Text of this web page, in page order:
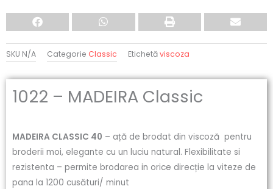
SKU N/A Categorie Classic Etichetăviscoza
1022 – MADEIRA Classic
MADEIRA CLASSIC 40 – ață de brodat din viscoză pentru
broderii moi, elegante cu un luciu natural. Flexibilitate si
rezistenta – permite brodarea in orice direcție la viteze de
pana la 1200 cusături/ minut